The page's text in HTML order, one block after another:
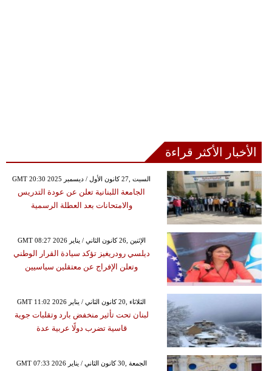
الأخبار الأكثر قراءة
GMT 20:30 2025 السبت ,27 كانون الأول / ديسمبر
الجامعة اللبنانية تعلن عن عودة التدريس
والامتحانات بعد العطلة الرسمية
GMT 08:27 2026 الإثنين ,26 كانون الثاني / يناير
ديلسي رودريغيز تؤكد سيادة القرار الوطني
وتعلن الإفراج عن معتقلين سياسيين
GMT 11:02 2026 الثلاثاء ,20 كانون الثاني / يناير
لبنان تحت تأثير منخفض بارد وتقلبات جوية
قاسية تضرب دولًا عربية عدة
GMT 07:33 2026 الجمعة ,30 كانون الثاني / يناير